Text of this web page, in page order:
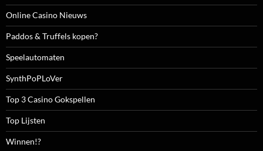
Online Casino Nieuws
Paddos & Truffels kopen?
Speelautomaten
SynthPoPLoVer
Top 3 Casino Gokspellen
Top Lijsten
Winnen!?